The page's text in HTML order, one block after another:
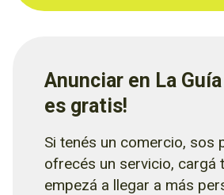
Anunciar en La Guía
es gratis!
Si tenés un comercio, sos
ofrecés un servicio, cargá
empezá a llegar a más